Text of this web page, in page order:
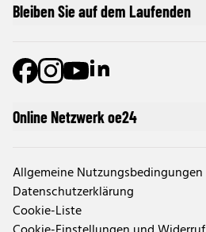
Online Netzwerk oe24
Allgemeine Nutzungsbedingungen
Datenschutzerklärung
Cookie-Liste
Bleiben Sie auf dem Laufenden